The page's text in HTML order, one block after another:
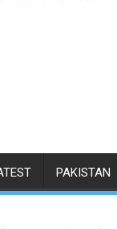
PAKISTAN